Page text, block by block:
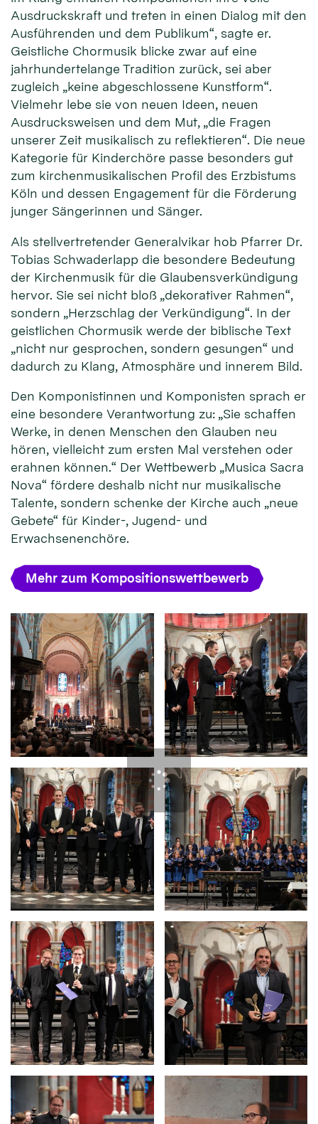
Ausdruckskraft und treten in einen Dialog mit den
Ausführenden und dem Publikum“, sagte er.
Geistliche Chormusik blicke zwar auf eine
jahrhundertelange Tradition zurück, sei aber
zugleich „keine abgeschlossene Kunstform“.
Vielmehr lebe sie von neuen Ideen, neuen
Ausdrucksweisen und dem Mut, „die Fragen
unserer Zeit musikalisch zu reflektieren“. Die neue
Kategorie für Kinderchöre passe besonders gut
zum kirchenmusikalischen Profil des Erzbistums
Köln und dessen Engagement für die Förderung
junger Sängerinnen und Sänger.
Als stellvertretender Generalvikar hob Pfarrer Dr.
Tobias Schwaderlapp die besondere Bedeutung
der Kirchenmusik für die Glaubensverkündigung
hervor. Sie sei nicht bloß „dekorativer Rahmen“,
sondern „Herzschlag der Verkündigung“. In der
geistlichen Chormusik werde der biblische Text
„nicht nur gesprochen, sondern gesungen“ und
dadurch zu Klang, Atmosphäre und innerem Bild.
Den Komponistinnen und Komponisten sprach er
eine besondere Verantwortung zu: „Sie schaffen
Werke, in denen Menschen den Glauben neu
hören, vielleicht zum ersten Mal verstehen oder
erahnen können.“ Der Wettbewerb „Musica Sacra
Nova“ fördere deshalb nicht nur musikalische
Talente, sondern schenke der Kirche auch „neue
Gebete“ für Kinder-, Jugend- und
Erwachsenenchöre.
Mehr zum Kompositionswettbewerb